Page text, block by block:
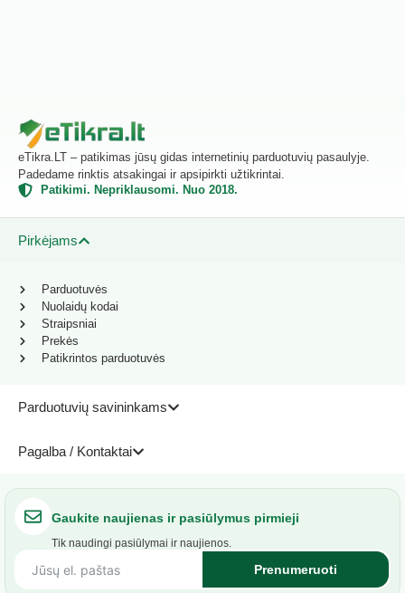
eTikra.LT – patikimas jūsų gidas internetinių parduotuvių pasaulyje.
Padedame rinktis atsakingai ir apsipirkti užtikrintai.
Patikimi. Nepriklausomi. Nuo 2018.
Pirkėjams
Parduotuvių savininkams
Pagalba / Kontaktai
Parduotuvės
Nuolaidų kodai
Straipsniai
Prekės
Patikrintos parduotuvės
Gaukite naujienas ir pasiūlymus pirmieji
Tik naudingi pasiūlymai ir naujienos.
Prenumeruoti